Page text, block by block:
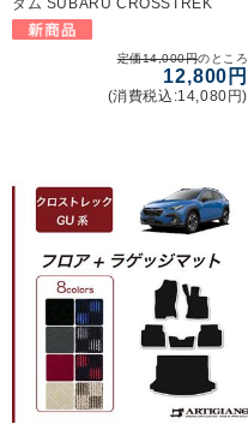
タム SUBARU CROSSTREK
定価14,000円のところ
12,800円
(消費税込:14,080円)